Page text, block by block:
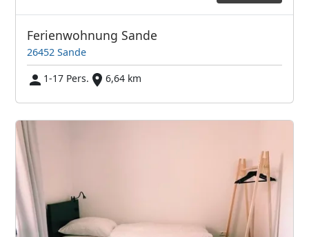
Ferienwohnung Sande
26452 Sande
1-17 Pers.
6,64 km